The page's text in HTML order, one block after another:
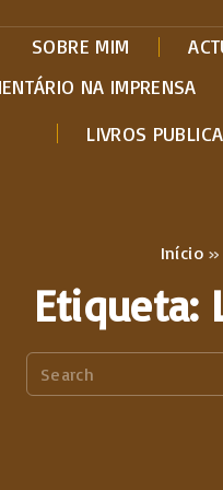
SOBRE MIM
NA IMPRENSA
LIVROS
Início»
Etiqueta: